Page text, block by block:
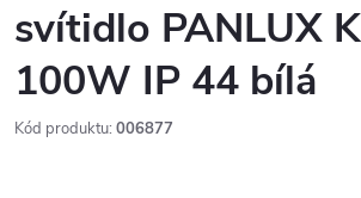
svítidlo PANLUX
100W IP 44 bílá
Kód produktu: 006877